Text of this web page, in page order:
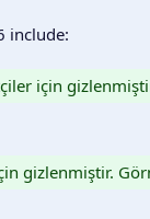
include:
için
gizlenmiştir.